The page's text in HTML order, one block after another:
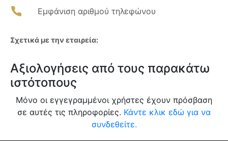
Εμφάνιση αριθμού τηλεφώνου
Σχετικά με την εταιρεία:
Αξιολογήσεις από τους παρακάτω
ιστότοπους
Μόνο οι εγγεγραμμένοι χρήστες έχουν πρόσβαση
σε αυτές τις πληροφορίες. Κάντε κλικ εδώ για να
συνδεθείτε.